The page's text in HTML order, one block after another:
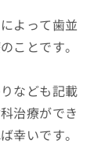
よって歯並
ことです。
なども記載
治療ができ
幸いです。